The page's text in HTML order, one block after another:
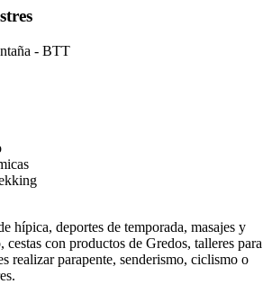
- BTT
hípica, deportes de temporada, masajes y
con productos de Gredos, talleres para
realizar parapente, senderismo, ciclismo o